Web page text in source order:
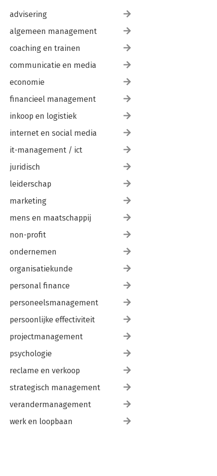
advisering
algemeen management
coaching en trainen
communicatie en media
economie
financieel management
inkoop en logistiek
internet en social media
it-management / ict
juridisch
leiderschap
marketing
mens en maatschappij
non-profit
ondernemen
organisatiekunde
personal finance
personeelsmanagement
persoonlijke effectiviteit
projectmanagement
psychologie
reclame en verkoop
strategisch management
verandermanagement
werk en loopbaan